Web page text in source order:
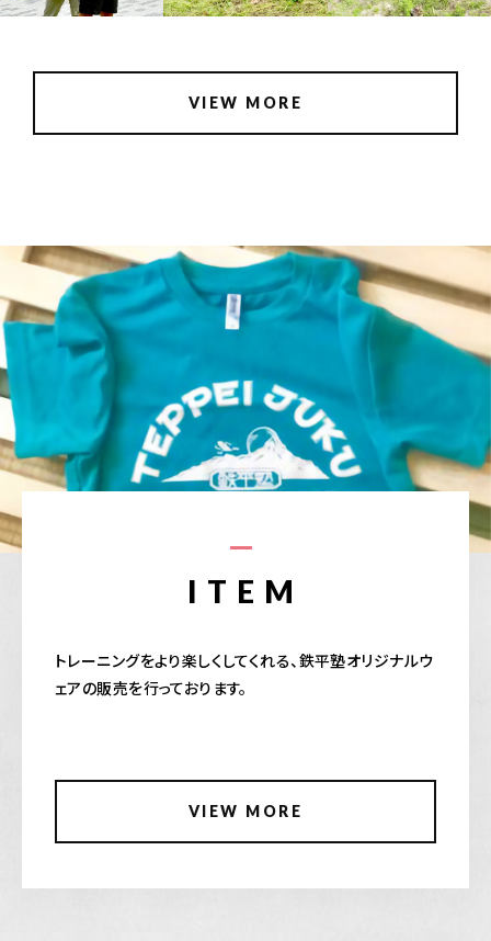
VIEW MORE
ITEM
トレーニングをより楽しくしてくれる、鉄平塾オリジナルウ
ェアの販売を行っております。
VIEW MORE